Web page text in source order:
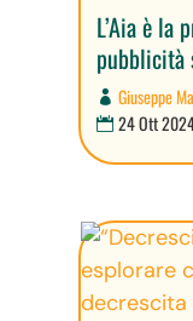
L’Aia è la
pubblicità
Giuseppe
24 Ott